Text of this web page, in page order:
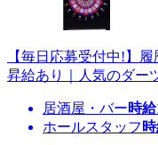
【毎日応募受付中!】
昇給あり｜人気のダー
居酒屋・バー時給
ホールスタッフ